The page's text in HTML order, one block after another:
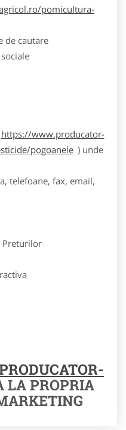
pomicultura-
de cautare
https://www.producator-
pogoanele ) unde
telefoane, fax, email,
Preturilor
LA PROPRIA